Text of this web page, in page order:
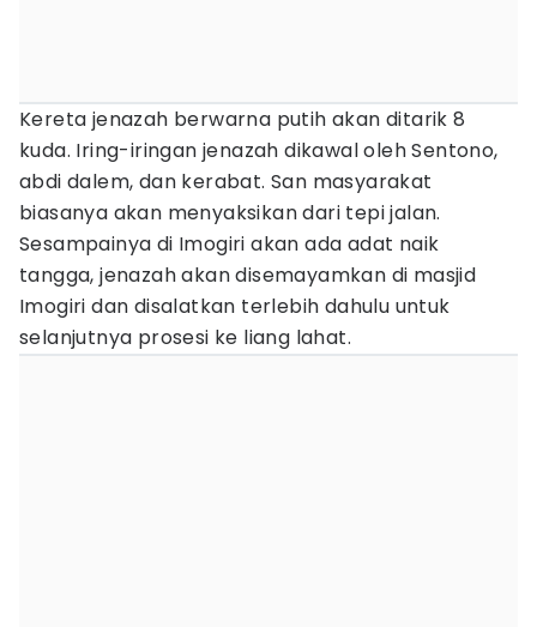
Kereta jenazah berwarna putih akan ditarik 8
kuda. Iring-iringan jenazah dikawal oleh Sentono,
abdi dalem, dan kerabat. San masyarakat
biasanya akan menyaksikan dari tepi jalan.
Sesampainya di Imogiri akan ada adat naik
tangga, jenazah akan disemayamkan di masjid
Imogiri dan disalatkan terlebih dahulu untuk
selanjutnya prosesi ke liang lahat.